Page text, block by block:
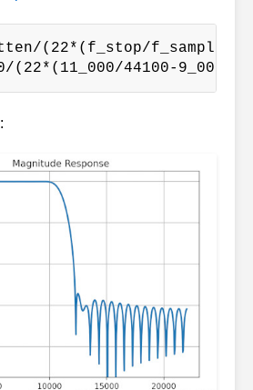
(22*(f_stop/f_sample -
(22*(11_000/44100-9_000/